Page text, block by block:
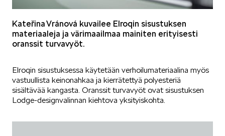
Kateřina Vránová kuvailee Elroqin sisustuksen
materiaaleja ja värimaailmaa mainiten erityisesti
oranssit turvavyöt.
Elroqin sisustuksessa käytetään verhoilumateriaalina myös
vastuullista keinonahkaa ja kierrätettyä polyesteriä
sisältävää kangasta. Oranssit turvavyöt ovat sisustuksen
Lodge-designvalinnan kiehtova yksityiskohta.